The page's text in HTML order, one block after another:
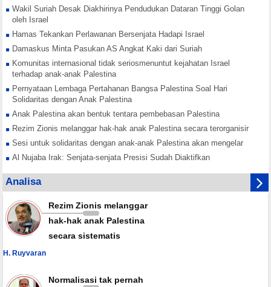
Wakil Suriah Desak Diakhirinya Pendudukan Dataran Tinggi Golan
oleh Israel
Hamas Tekankan Perlawanan Bersenjata Hadapi Israel
Damaskus Minta Pasukan AS Angkat Kaki dari Suriah
Komunitas internasional tidak seriosmenuntut kejahatan Israel
terhadap anak-anak Palestina
Pernyataan Lembaga Pertahanan Bangsa Palestina Soal Hari
Solidaritas dengan Anak Palestina
Anak Palestina akan bentuk tentara pembebasan Palestina
Rezim Zionis melanggar hak-hak anak Palestina secara terorganisir
Sesi untuk solidaritas dengan anak-anak Palestina akan mengelar
Al Nujaba Irak: Senjata-senjata Presisi Sudah Diaktifkan
Hamas Tekankan Rekonsiliasi Nasional Lawan Konspirasi Israel
Yordania Buka Jalur Perdagangan dengan Suriah
Analisa
Rezim Zionis melanggar
hak-hak anak Palestina
secara sistematis
H. Ruyvaran
Normalisasi tak pernah